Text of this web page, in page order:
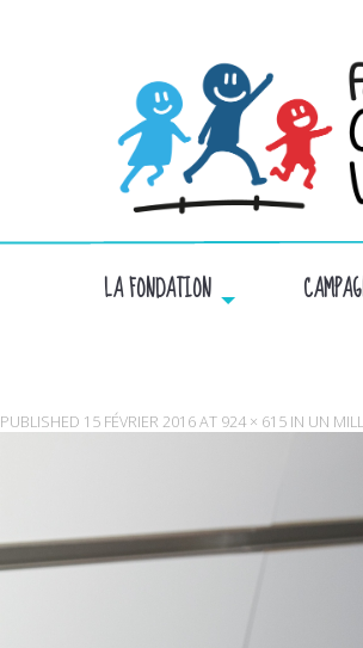
LA FONDATION
PUBLISHED 15 FÉVRIER 2016AT 924 × 615 IN UN